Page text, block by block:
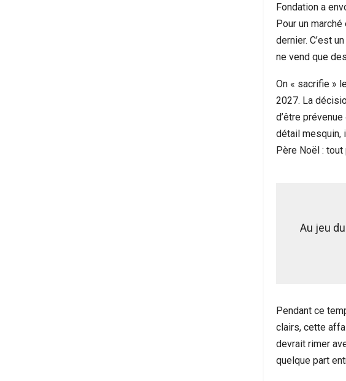
Fondation a
Pour un
dernier. C’est
ne vend que
On « sacrifie »
2027. La
d’être
détail mesquin,
Père Noël :
Au jeu
Pendant ce
clairs, cette
devrait rimer
quelque part